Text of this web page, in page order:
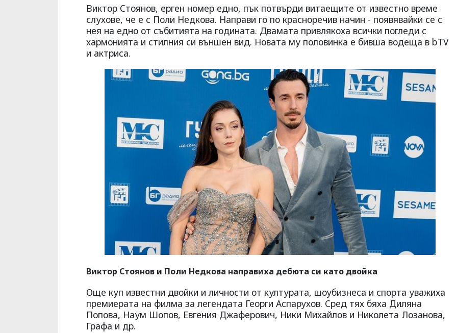
Виктор Стоянов, ерген номер едно, пък потвърди витаещите от известно време
слухове, че е с Поли Недкова. Направи го по красноречив начин - появявайки се с
нея на едно от събитията на годината. Двамата привлякоха всички погледи с
хармонията и стилния си външен вид. Новата му половинка е бивша водеща в bTV
и актриса.
Виктор Стоянов и Поли Недкова направиха дебюта си като двойка
Още куп известни двойки и личности от културата, шоубизнеса и спорта уважиха
премиерата на филма за легендата Георги Аспарухов. Сред тях бяха Диляна
Попова, Наум Шопов, Евгения Джаферович, Ники Михайлов и Николета Лозанова,
Графа и др.